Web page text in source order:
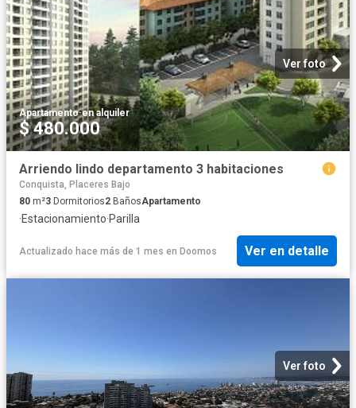
Ver foto
Apartamento·en alquiler
$ 480.000
Arriendo lindo departamento 3 habitaciones
Conquista, Placeres Bajo
80 m²3 Dormitorios2 BañosApartamento
·Estacionamiento·Parilla
Actualizado hace más de 1 mes en Doomos Ver en detalle
Ver foto